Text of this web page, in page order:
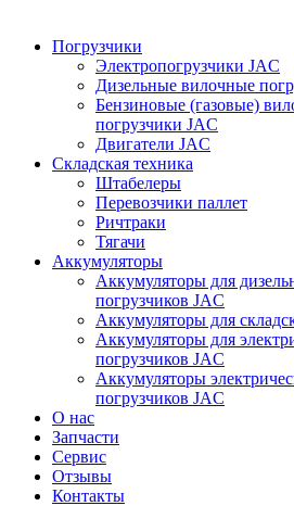
Погрузчики
Электропогрузчики JAC
Дизельные вилочные
Бензиновые (газовые)
погрузчики JAC
Двигатели JAC
Складская техника
Штабелеры
Перевозчики паллет
Ричтраки
Тягачи
Аккумуляторы
Аккумуляторы для
погрузчиков JAC
Аккумуляторы для
Аккумуляторы для
погрузчиков JAC
Аккумуляторы
погрузчиков JAC
О нас
Запчасти
Сервис
Отзывы
Контакты